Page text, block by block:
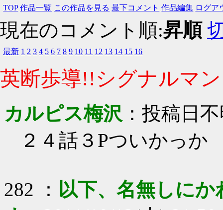
TOP 作品一覧 この作品を見る 最下コメント 作品編集 ログア
現在のコメント順:昇順
最新 1 2 3 4 5 6 7 8 9 10 11 12 13 14 15 16
英断歩導!!シグナルマ
カルピス梅沢 ： 投稿日
２４話３Pついかっか
282 ： 以下、名無しに